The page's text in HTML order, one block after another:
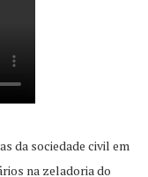
da sociedade civil em
na zeladoria do